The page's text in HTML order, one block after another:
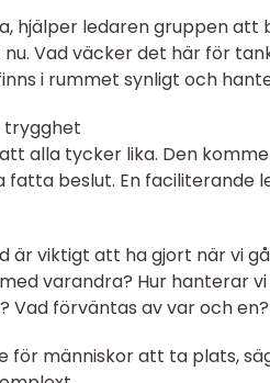
hjälper ledaren gruppen att
Vad väcker det här för
i rummet synligt och
trygghet
alla tycker lika. Den
fatta beslut. En
är viktigt att ha gjort när vi
varandra? Hur hanterar
Vad förväntas av var och en?
människor att ta plats,